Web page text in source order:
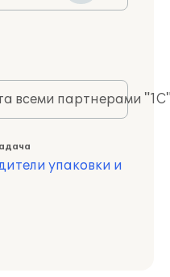
всеми партнерами
упаковки и